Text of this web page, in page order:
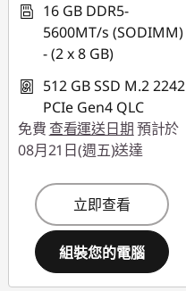
16 GB DDR5-
5600MT/s (SODIMM)
- (2 x 8 GB)
512 GB SSD M.2 2242
PCIe Gen4 QLC
免費 查看運送日期預計於
08月21日(週五)送達
立即查看
組裝您的電腦